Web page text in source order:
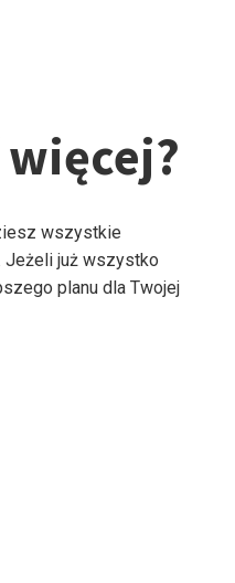
wszystkie
Jeżeli już wszystko
planu dla Twojej